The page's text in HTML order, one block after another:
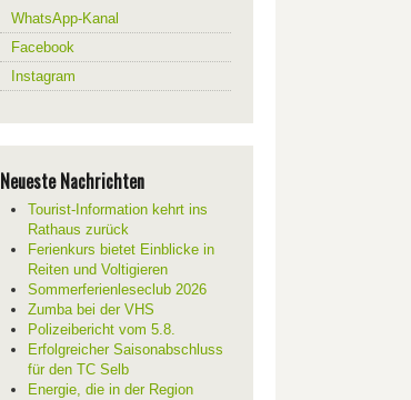
WhatsApp-Kanal
Facebook
Instagram
Neueste Nachrichten
Tourist-Information kehrt ins
Rathaus zurück
Ferienkurs bietet Einblicke in
Reiten und Voltigieren
Sommerferienleseclub 2026
Zumba bei der VHS
Polizeibericht vom 5.8.
Erfolgreicher Saisonabschluss
für den TC Selb
Energie, die in der Region